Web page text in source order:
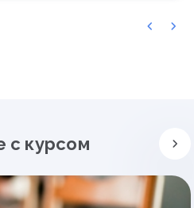
с курсом